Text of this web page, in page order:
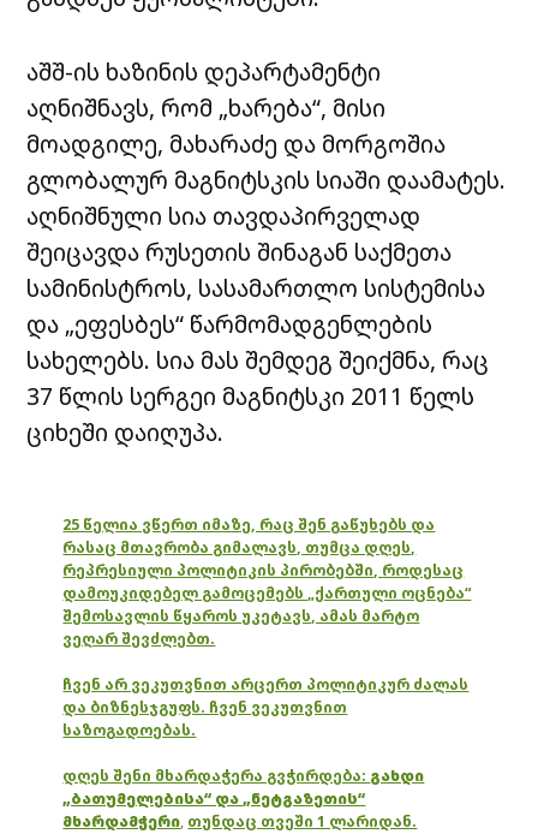
აშშ-ის ხაზინის დეპარტამენტი
აღნიშნავს, რომ „ხარება“, მისი
მოადგილე, მახარაძე და მორგოშია
გლობალურ მაგნიტსკის სიაში დაამატეს.
აღნიშნული სია თავდაპირველად
შეიცავდა რუსეთის შინაგან საქმეთა
სამინისტროს, სასამართლო სისტემისა
და „ეფესბეს“ წარმომადგენლების
სახელებს. სია მას შემდეგ შეიქმნა, რაც
37 წლის სერგეი მაგნიტსკი 2011 წელს
ციხეში დაიღუპა.
25 წელია ვწერთ იმაზე, რაც შენ გაწუხებს და
რასაც მთავრობა გიმალავს, თუმცა დღეს,
რეპრესიული პოლიტიკის პირობებში, როდესაც
დამოუკიდებელ გამოცემებს „ქართული ოცნება“
შემოსავლის წყაროს უკეტავს, ამას მარტო
ვეღარ შევძლებთ.
ჩვენ არ ვეკუთვნით არცერთ პოლიტიკურ ძალას
და ბიზნესჯგუფს. ჩვენ ვეკუთვნით
საზოგადოებას.
დღეს შენი მხარდაჭერა გვჭირდება: გახდი
„ბათუმელებისა“ და „ნეტგაზეთის“
მხარდამჭერი, თუნდაც თვეში 1 ლარიდან.